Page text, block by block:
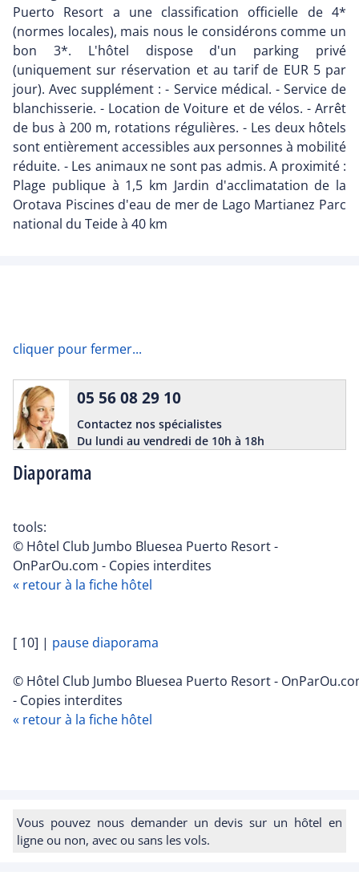
Puerto Resort a une classification officielle de 4*
(normes locales), mais nous le considérons comme un
bon 3*. L'hôtel dispose d'un parking privé
(uniquement sur réservation et au tarif de EUR 5 par
jour). Avec supplément : - Service médical. - Service de
blanchisserie. - Location de Voiture et de vélos. - Arrêt
de bus à 200 m, rotations régulières. - Les deux hôtels
sont entièrement accessibles aux personnes à mobilité
réduite. - Les animaux ne sont pas admis. A proximité :
Plage publique à 1,5 km Jardin d'acclimatation de la
Orotava Piscines d'eau de mer de Lago Martianez Parc
national du Teide à 40 km
cliquer pour fermer...
Diaporama
05 56 08 29 10
Contactez nos spécialistes
Du lundi au vendredi de 10h à 18h
tools:
© Hôtel Club Jumbo Bluesea Puerto Resort -
OnParOu.com - Copies interdites
« retour à la fiche hôtel
[ 10] | pause diaporama
© Hôtel Club Jumbo Bluesea Puerto Resort -
- Copies interdites
« retour à la fiche hôtel
Vous pouvez nous demander un devis sur un hôtel en
ligne ou non, avec ou sans les vols.